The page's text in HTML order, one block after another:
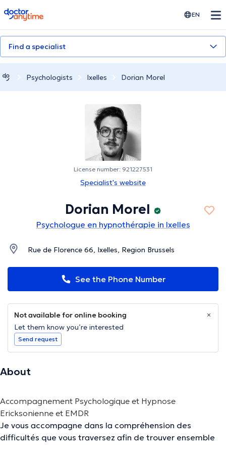
doctoranytime EN
Find a specialist
Psychologists Ixelles Dorian Morel
License number: 921227531
Specialist's website
Dorian Morel
Psychologue en hypnothérapie in Ixelles
Rue de Florence 66, Ixelles, Region Brussels
See the Phone Number
Not available for online booking
Let them know you’re interested
Send request
About
Accompagnement Psychologique et Hypnose
Ericksonienne et EMDR
Je vous accompagne dans la compréhension des
difficultés que vous traversez afin de trouver ensemble